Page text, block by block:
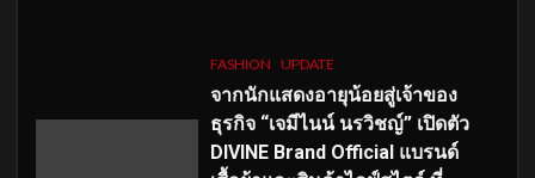
FASHION UPDATE
จากนักแสดงอายุน้อยสู่เจ้าของ
ธุรกิจ “เจมีไนน์ นรวิชญ์” เปิดตัว
DIVINE Brand Official แบรนด์